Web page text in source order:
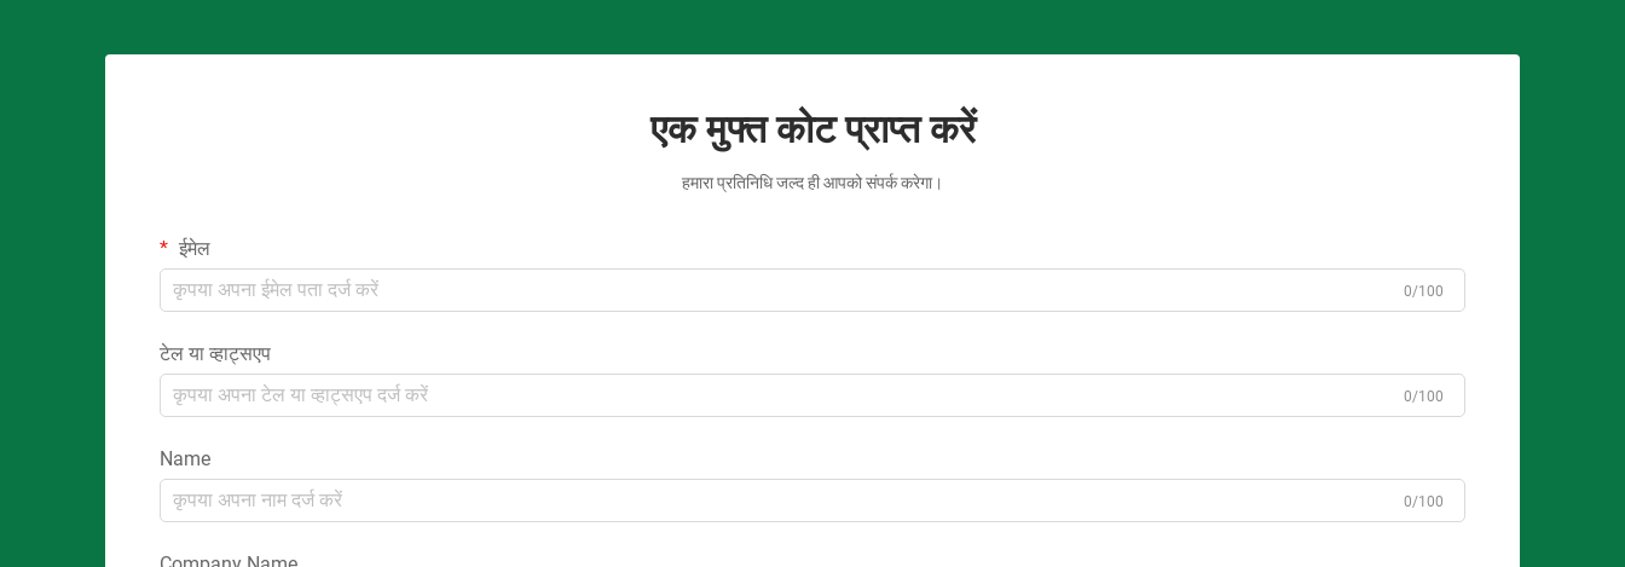
एक मुफ्त कोट प्राप्त करें
हमारा प्रतिनिधि जल्द ही आपको संपर्क करेगा।
ईमेल
0/100
टेल या व्हाट्सएप
0/100
Name
0/100